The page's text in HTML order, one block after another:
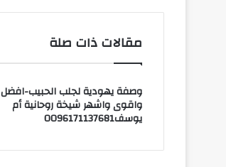
مقالات ذات صلة
وصفة يهودية لجلب الحبيب-افضل
واقوى واشهر شيخة روحانية أم
يوسف0096171137681